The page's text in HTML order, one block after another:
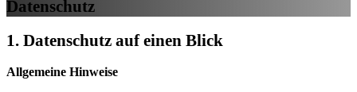
Datenschutz
1. Datenschutz auf einen Blick
Allgemeine Hinweise